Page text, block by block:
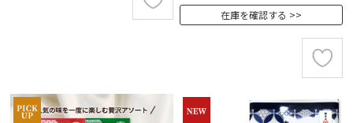
在庫を確認する